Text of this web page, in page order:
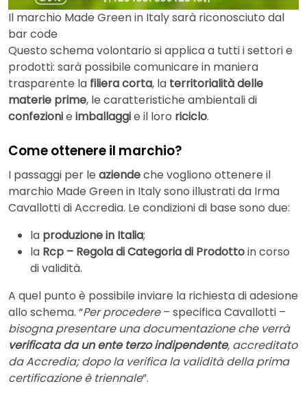
Il marchio Made Green in Italy sarà riconosciuto dal
bar code
Questo schema volontario si applica a tutti i settori e
prodotti: sarà possibile comunicare in maniera
trasparente la filiera corta, la territorialità delle
materie prime, le caratteristiche ambientali di
confezionie imballaggie il loro riciclo.
Come ottenere il marchio?
I passaggi per le aziendeche vogliono ottenere il
marchio Made Green in Italy sono illustrati da Irma
Cavallotti di Accredia. Le condizioni di base sono due:
la produzione in Italia;
la Rcp – Regola di Categoria di Prodottoin corso
di validità.
A quel punto è possibile inviare la richiesta di adesione
allo schema. “Per procedere– specifica Cavallotti –
bisogna presentare una documentazione che verrà
verificata da un ente terzo indipendente, accreditato
da Accredia; dopo la verifica la validità della prima
certificazione è triennale”.